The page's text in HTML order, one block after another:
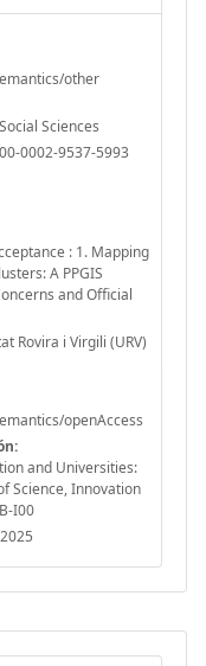
other
Sciences
0002-9537-5993
: 1. Mapping
A PPGIS
and Official
Rovira i Virgili (URV)
openAccess
and Universities:
Science, Innovation
I00
2025